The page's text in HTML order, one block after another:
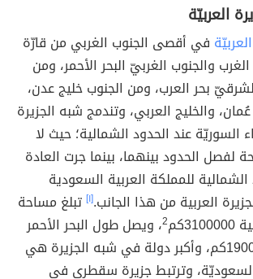
العربيّة
في أقصى الجنوب الغربي من قارّة
والجنوب الغربيّ البحر الأحمر، ومن
بحر العرب، ومن الجنوب خليج عدن،
والخليج العربي، وتندمج شبه الجزيرة
السوريّة عند الحدود الشمالية؛ حيث لا
الحدود بينهما، بينما جرت العادة
الشمالية للمملكة العربية السعودية
العربية من هذا الجانب.[١] تبلغ مساحة
2، ويصل طول البحر الأحمر
الذي يحدّها إلى 1900كم، وأكبر دولة في شبه الجزيرة هي
السعوديّة، وترتبط جزيرة سقطرى في